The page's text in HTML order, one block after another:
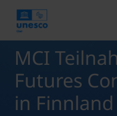
MCI
Futures
in Finnland